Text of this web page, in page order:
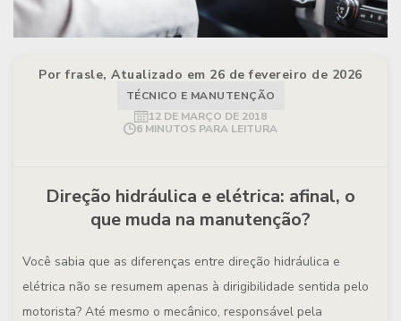
Por frasle, Atualizado em 26 de fevereiro de 2026
TÉCNICO E MANUTENÇÃO
12 DE MARÇO DE 2018
6 MINUTOS PARA LEITURA
Direção hidráulica e elétrica: afinal, o
que muda na manutenção?
Você sabia que as diferenças entre direção hidráulica e
elétrica não se resumem apenas à dirigibilidade sentida pelo
motorista? Até mesmo o mecânico, responsável pela